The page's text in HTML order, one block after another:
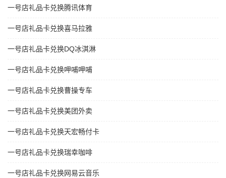
一号店礼品卡兑换腾讯体育
一号店礼品卡兑换喜马拉雅
一号店礼品卡兑换DQ冰淇淋
一号店礼品卡兑换呷哺呷哺
一号店礼品卡兑换曹操专车
一号店礼品卡兑换美团外卖
一号店礼品卡兑换天宏畅付卡
一号店礼品卡兑换瑞幸咖啡
一号店礼品卡兑换网易云音乐